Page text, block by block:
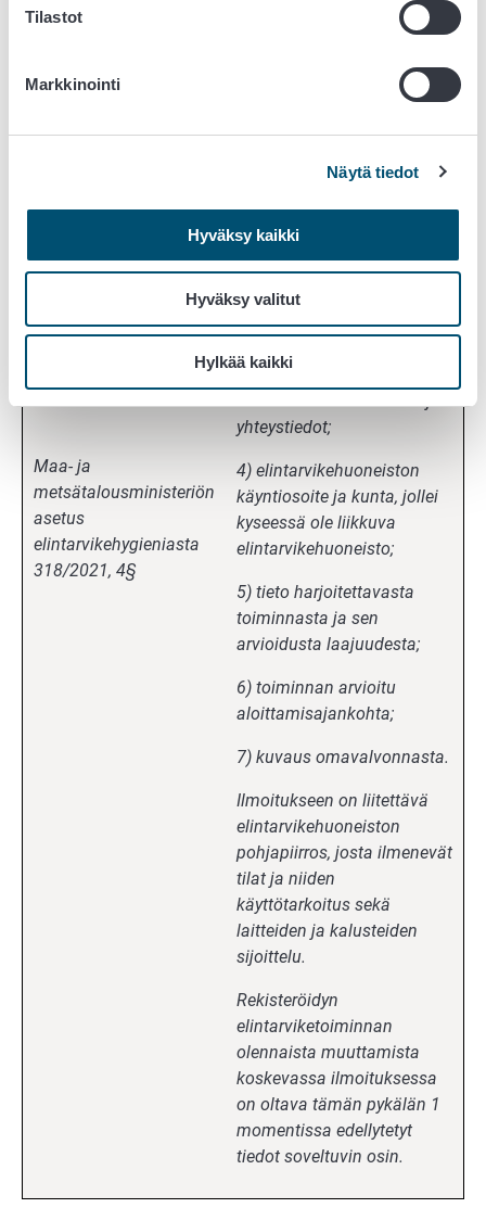
Tilastot
Markkinointi
Näytä tiedot
Hyväksy kaikki
Hyväksy valitut
Hylkää kaikki
Maa- ja
metsätalousministeriön
asetus
elintarvikehygieniasta
318/2021, 4§
elintarviketoiminta) on
oltava seuraavat tiedot:
yhteystiedot. Lisäksi
kun toimijalla on liikkuva
elintarvikehuoneisto tai
virtuaalihuoneisto;
2) toimijan yritys- ja
yhteisötunnus tai sen
puuttuessa henkilötunnus;
virtuaalihuoneiston nimi ja
yhteystiedot;
4) elintarvikehuoneiston
käyntiosoite ja kunta, jollei
kyseessä ole liikkuva
elintarvikehuoneisto;
5) tieto harjoitettavasta
toiminnasta ja sen
arvioidusta laajuudesta;
6) toiminnan arvioitu
aloittamisajankohta;
7) kuvaus omavalvonnasta.
Ilmoitukseen on liitettävä
elintarvikehuoneiston
pohjapiirros, josta ilmenevät
tilat ja niiden
käyttötarkoitus sekä
laitteiden ja kalusteiden
sijoittelu.
Rekisteröidyn
elintarviketoiminnan
olennaista muuttamista
koskevassa ilmoituksessa
on oltava tämän pykälän 1
momentissa edellytetyt
tiedot soveltuvin osin.